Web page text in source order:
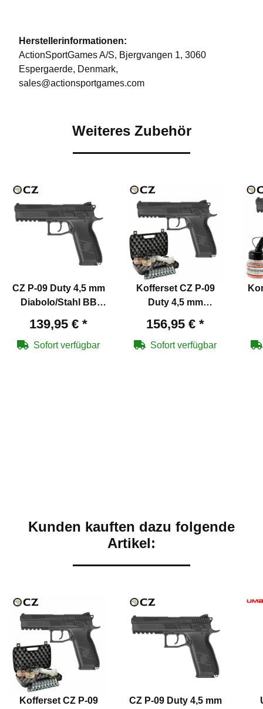
Herstellerinformationen:
ActionSportGames A/S, Bjergvangen 1, 3060
Espergaerde, Denmark,
sales@actionsportgames.com
Weiteres Zubehör
CZ P-09 Duty 4,5 mm
Diabolo/Stahl BB
Back (P18)
139,95 € *
Sofort verfügbar
Kofferset CZ P-09
Duty 4,5 mm
Co2-Pistole Blow
Back (P18)
156,95 € *
Sofort verfügbar
Kunden kauften dazu folgende
Artikel:
Kofferset CZ P-09
CZ P-09 Duty 4,5 mm